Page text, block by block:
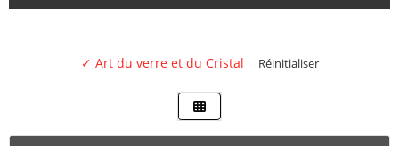
✓ Art du verre et du Cristal Réinitialiser